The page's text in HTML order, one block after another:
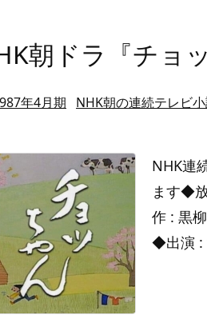
朝ドラ『チョ
年4月期 NHK朝の連続テレビ
NHK連
ます◆
作 : 黒
◆出演 :